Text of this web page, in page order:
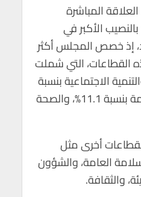
المباشرة
الأكبر في
إذ خصص المجلس أكثر
القطاعات، التي شملت
بنسبة 21.2%، والتنمية الاجتماعية بنسبة
15.5%، والخدمات العامة بنسبة 11.1%، والصحة
أخرى مثل
العامة، والشؤون
والثقافة.